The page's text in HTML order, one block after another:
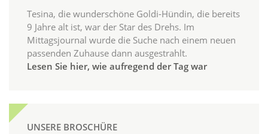
Tesina, die wunderschöne Goldi-Hündin, die bereits
9 Jahre alt ist, war der Star des Drehs. Im
Mittagsjournal wurde die Suche nach einem neuen
passenden Zuhause dann ausgestrahlt.
Lesen Sie hier, wie aufregend der Tag war
UNSERE BROSCHÜRE